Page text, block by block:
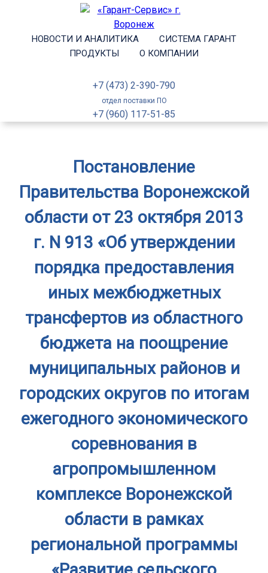
НОВОСТИ И АНАЛИТИКА
СИСТЕМА ГАРАНТ
ПРОДУКТЫ
О КОМПАНИИ
+7 (473) 2-390-790
отдел поставки ПО
+7 (960) 117-51-85
Постановление
Правительства Воронежской
области от 23 октября 2013
г. N 913 «Об утверждении
порядка предоставления
иных межбюджетных
трансфертов из областного
бюджета на поощрение
муниципальных районов и
городских округов по итогам
ежегодного экономического
соревнования в
агропромышленном
комплексе Воронежской
области в рамках
региональной программы